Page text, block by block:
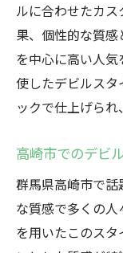
ルに合わせたカ
果、個性的な質
を中心に高い人
使したデビルス
ックで仕上げられ
高崎市でのデビ
群馬県高崎市で
な質感で多くの
を用いたこのス